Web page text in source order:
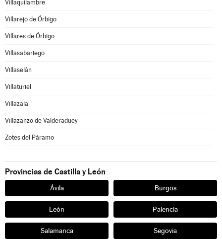
Villaquilambre
Villarejo de Órbigo
Villares de Órbigo
Villasabariego
Villaselán
Villaturiel
Villazala
Villazanzo de Valderaduey
Zotes del Páramo
Provincias de Castilla y León
Ávila Burgos
León Palencia
Salamanca Segovia